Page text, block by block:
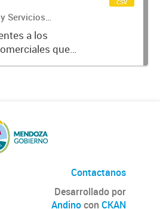
Servicios
a los
que
de
Contactanos
Desarrollado por
Andinocon CKAN